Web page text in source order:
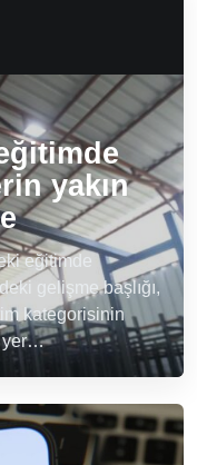
yakın
eğitimde
gelişme başlığı,
kategorisinin
yer…